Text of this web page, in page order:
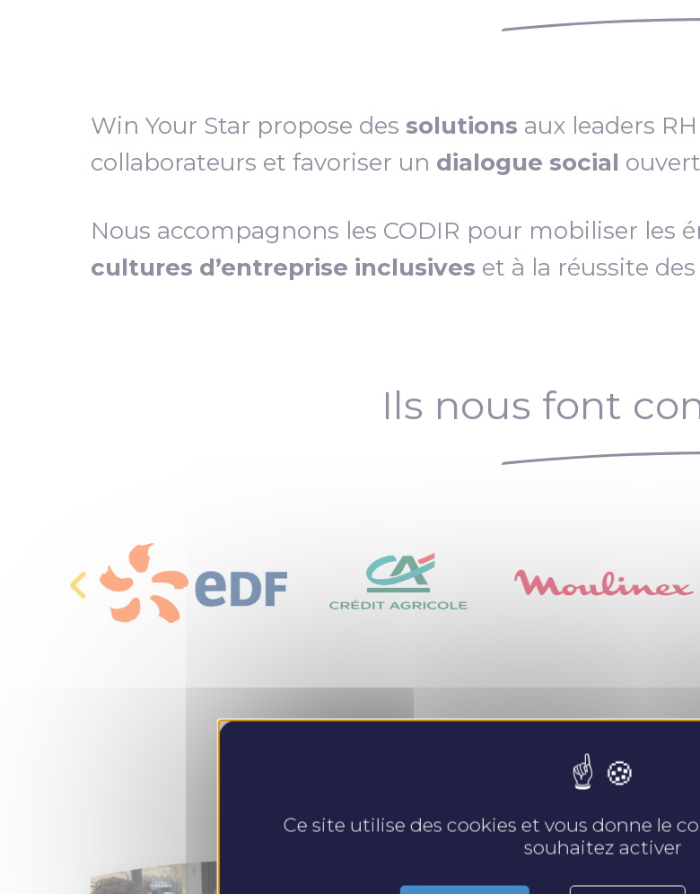
Win Your Star propose des solutions aux leaders
collaborateurs et favoriser un dialogue social
Nous accompagnons les CODIR pour mobiliser les
cultures d’entreprise inclusives et à la réussite
Ils nous font
Nos
Ce site utilise des cookies et vous donne le
souhaitez activer